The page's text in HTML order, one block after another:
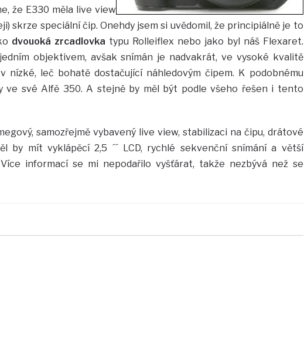
že E330 měla live view
skrze speciální čip. Onehdy jsem si uvědomil, že principiálně je to
dvouoká zrcadlovka typu Rolleiflex nebo jako byl náš Flexaret.
objektivem, avšak snímán je nadvakrát, ve vysoké kvalitě
nízké, leč bohatě dostačující náhledovým čipem. K podobnému
ve své Alfě 350. A stejně by měl být podle všeho řešen i tento
samozřejmě vybavený live view, stabilizaci na čipu, drátové
by mít vyklápěcí 2,5 ´´ LCD, rychlé sekvenční snímání a větší
informací se mi nepodařilo vyšťárat, takže nezbývá než se